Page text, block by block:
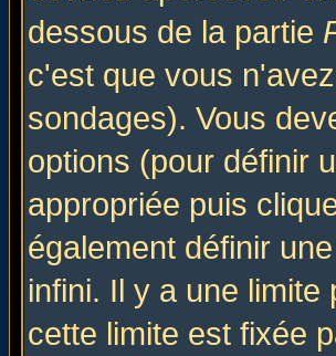
dessous de la partie
c'est que vous
sondages). Vous
options (pour définir
appropriée puis
également définir
infini. Il y a une
cette limite est fixée